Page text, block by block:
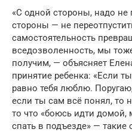
«С одной стороны, надо не
стороны — не
самостоятельность
вседозволенность, мы
получим, — объясняет
принятие ребенка: «Если
равно тебя люблю.
если ты сам всё понял, то
то что «боюсь идти домой,
спать в подъезде» — такие